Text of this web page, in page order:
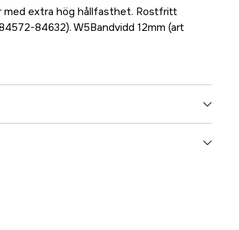
med extra hög hållfasthet. Rostfritt
84632). W5Bandvidd 12mm (art